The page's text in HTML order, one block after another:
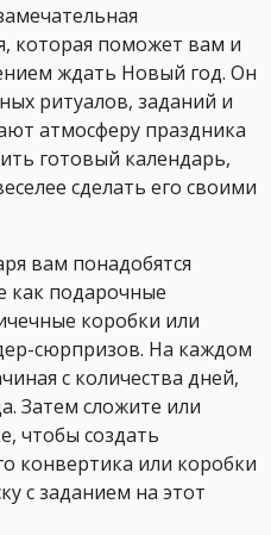
которая поможет вам и
ждать Новый год. Он
ритуалов, заданий и
атмосферу праздника
готовый календарь,
сделать его своими
вам понадобятся
как подарочные
коробки или
сюрпризов. На каждом
с количества дней,
Затем сложите или
чтобы создать
конвертика или коробки
с заданием на этот